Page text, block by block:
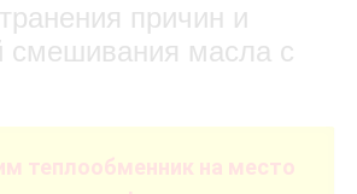
причин и
смешивания масла с
теплообменник на место